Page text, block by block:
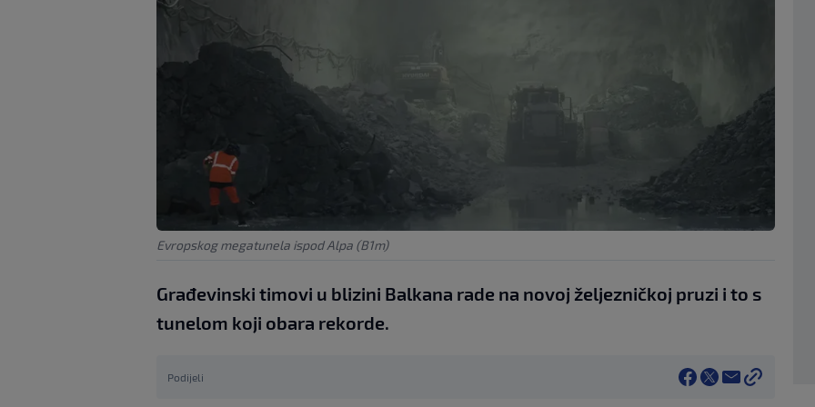
Evropskog megatunela ispod Alpa (B1m)
Građevinski timovi u blizini Balkana rade na novoj željezničkoj pruzi i to s
tunelom koji obara rekorde.
Podijeli